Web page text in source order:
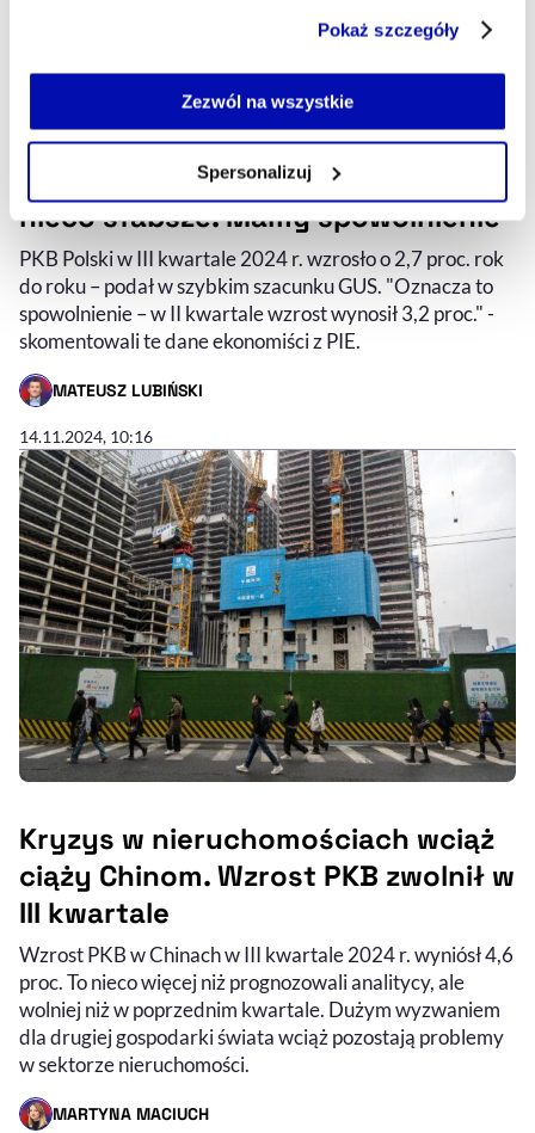
Jeżeli nie wyrażasz zgody na zapisywanie plików cookie,
możesz łatwo zarządzać swoimi uprawnieniami, np. we
własnej przeglądarce internetowej lub po wybraniu opcji
Pokaż szczegóły
Zezwól na wszystkie
Spersonalizuj
PKB Polski w III kwartale 2024 r.
nieco słabsze. Mamy spowolnienie
PKB Polski w III kwartale 2024 r. wzrosło o 2,7 proc. rok
do roku – podał w szybkim szacunku GUS. "Oznacza to
spowolnienie – w II kwartale wzrost wynosił 3,2 proc." -
skomentowali te dane ekonomiści z PIE.
MATEUSZ LUBIŃSKI
- AUTOR ARTYKUŁU - PROFIL
14.11.2024, 10:16
Kryzys w nieruchomościach wciąż
ciąży Chinom. Wzrost PKB zwolnił w
III kwartale
Wzrost PKB w Chinach w III kwartale 2024 r. wyniósł 4,6
proc. To nieco więcej niż prognozowali analitycy, ale
wolniej niż w poprzednim kwartale. Dużym wyzwaniem
dla drugiej gospodarki świata wciąż pozostają problemy
w sektorze nieruchomości.
MARTYNA MACIUCH
- AUTOR ARTYKUŁU - PROFIL